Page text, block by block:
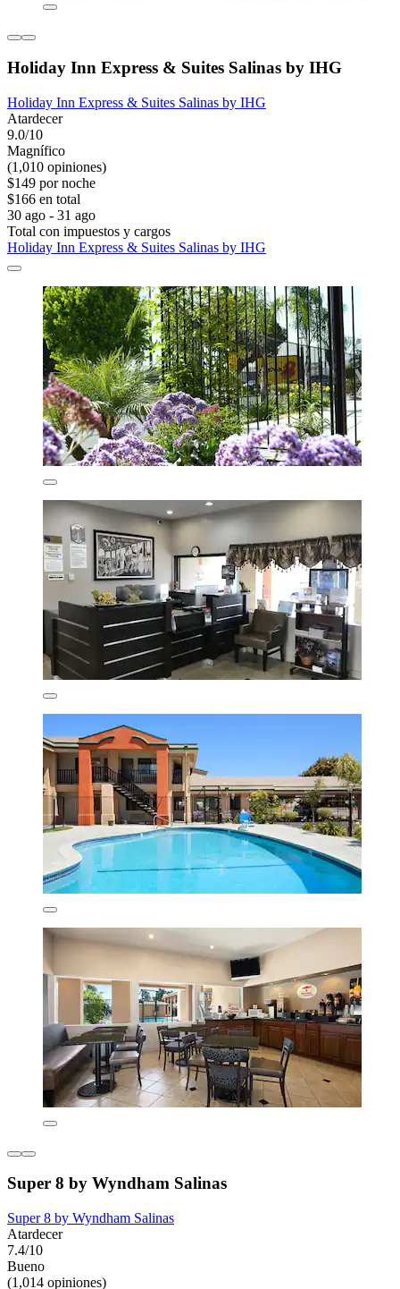
Holiday Inn Express & Suites Salinas by IHG
Holiday Inn Express & Suites Salinas by IHG
Atardecer
9.0/10
Magnífico
(1,010 opiniones)
$149 por noche
$166 en total
30 ago - 31 ago
Total con impuestos y cargos
Holiday Inn Express & Suites Salinas by IHG
Super 8 by Wyndham Salinas
Super 8 by Wyndham Salinas
Atardecer
7.4/10
Bueno
(1,014 opiniones)